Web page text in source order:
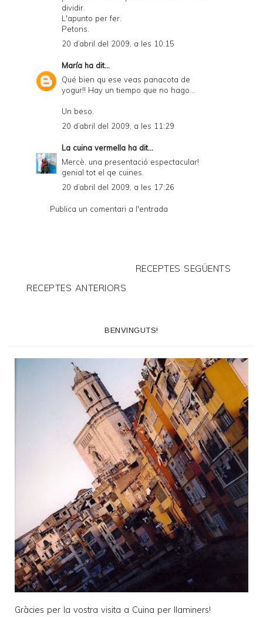
dividir.
L'apunto per fer.
Petons.
20 d’abril del 2009, a les 10:15
María ha dit...
Qué bien qu ese veas panacota de
yogur!! Hay un tiempo que no hago...
Un beso.
20 d’abril del 2009, a les 11:29
La cuina vermella ha dit...
Mercè, una presentació espectacular!
genial tot el qe cuines.
20 d’abril del 2009, a les 17:26
Publica un comentari a l'entrada
RECEPTES SEGÜENTS
RECEPTES ANTERIORS
BENVINGUTS!
Gràcies per la vostra visita a Cuina per llaminers!